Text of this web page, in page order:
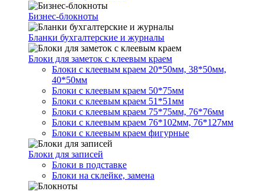
Бизнес-блокноты
Бланки бухгалтерские и журналы
Блоки для заметок с клеевым краем
Блоки с клеевым краем 20*50мм, 38*50мм,
40*50мм
Блоки с клеевым краем 50*75мм
Блоки с клеевым краем 51*51мм
Блоки с клеевым краем 75*75мм, 76*76мм
Блоки с клеевым краем 76*102мм, 76*127мм
Блоки с клеевым краем фигурные
Блоки для записей
Блоки в подставке
Блоки на склейке, замена